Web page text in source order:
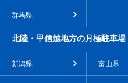
群馬県
北陸・甲信越地方の月極駐車場
新潟県 富山県